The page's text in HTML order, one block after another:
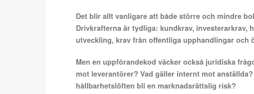
Det blir allt vanligare att både större och mindre
Drivkrafterna är tydliga: kundkrav, investerarkrav,
utveckling, krav från offentliga upphandlingar och
Men en uppförandekod väcker också juridiska
mot leverantörer? Vad gäller internt mot
hållbarhetslöften bli en marknadsrättslig risk?